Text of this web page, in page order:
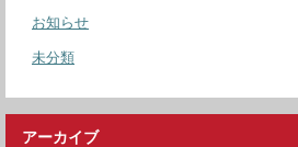
お知らせ
未分類
アーカイブ